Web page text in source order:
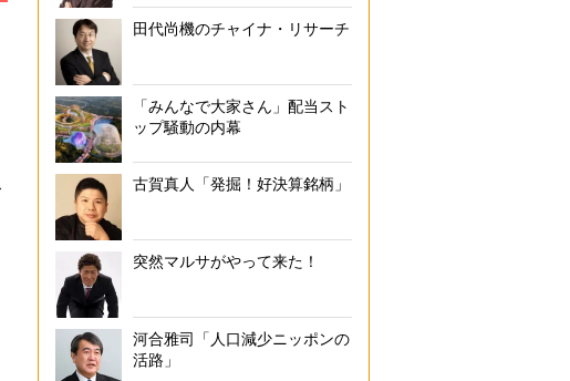
田代尚機のチャイナ・リサーチ
「みんなで大家さん」配当スト
ップ騒動の内幕
古賀真人「発掘！好決算銘柄」
突然マルサがやって来た！
河合雅司「人口減少ニッポンの
活路」